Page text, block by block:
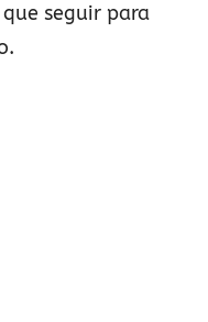
seguir para